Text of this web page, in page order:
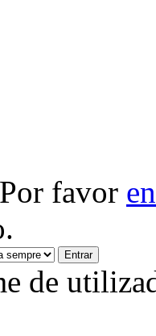
favor
de